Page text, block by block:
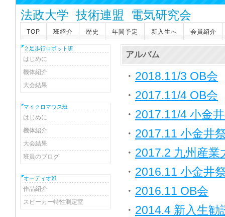
法政大学 技術連盟 電気研究会
TOP 班紹介 歴史 年間予定 新入生へ 会員紹介
２足歩行ロボット班
はじめに
機体紹介
大会結果
マイクロマウス班
はじめに
機体紹介
大会結果
班員のブログ
オーディオ班
作品紹介
スピーカー特性測定室
アルバム
・ 2018.11/3 OB会
・ 2017.11/4 OB会
・ 2017.11/4 小金
・ 2017.11 小金井
・ 2017.2 九州産
・ 2016.11 小金井
・ 2016.11 OB会
・ 2014.4 新入生勧